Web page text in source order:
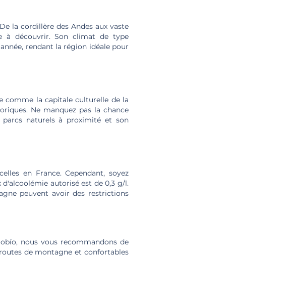
la cordillère des Andes aux vaste
à découvrir. Son climat de type
rendant la région idéale pour
comme la capitale culturelle de la
Ne manquez pas la chance
naturels à proximité et son
en France. Cependant, soyez
autorisé est de 0,3 g/l.
peuvent avoir des restrictions
nous vous recommandons de
de montagne et confortables